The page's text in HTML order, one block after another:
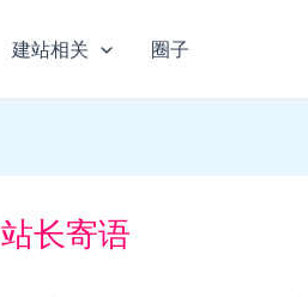
建站相关 圈子
站长寄语